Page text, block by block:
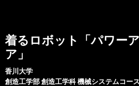
着るロボット「パワー
ア」
香川大学
創造工学部創造工学科 機械システムコース